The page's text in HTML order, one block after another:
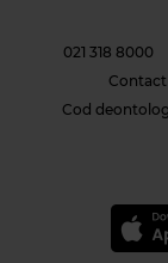
Costi & Adrian
021 318 8000
Cod